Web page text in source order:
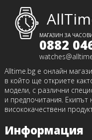
МАГАЗИН ЗА
0882
Alltime.bg е онлайн
в който ще откриете
модели, с различни
и предпочитания. Екипът
висококачествени
Информация